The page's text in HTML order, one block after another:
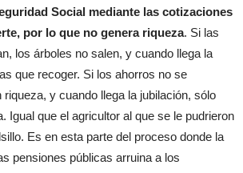
Social mediante las cotizaciones
por lo que no genera riqueza. Si las
los árboles no salen, y cuando llega la
que recoger. Si los ahorros no se
riqueza, y cuando llega la jubilación, sólo
Igual que el agricultor al que se le pudrieron
Es en esta parte del proceso donde la
pensiones públicas arruina a los